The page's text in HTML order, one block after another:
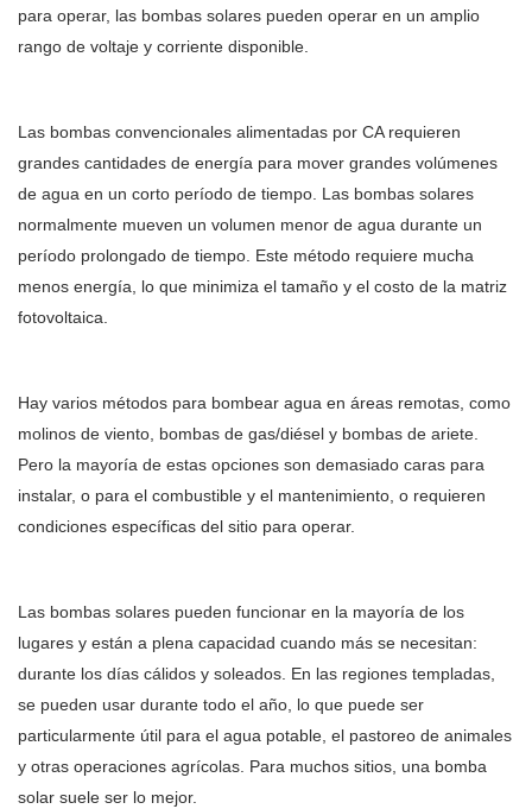
para operar, las bombas solares pueden operar en un amplio
rango de voltaje y corriente disponible.
Las bombas convencionales alimentadas por CA requieren
grandes cantidades de energía para mover grandes volúmenes
de agua en un corto período de tiempo. Las bombas solares
normalmente mueven un volumen menor de agua durante un
período prolongado de tiempo. Este método requiere mucha
menos energía, lo que minimiza el tamaño y el costo de la matriz
fotovoltaica.
Hay varios métodos para bombear agua en áreas remotas, como
molinos de viento, bombas de gas/diésel y bombas de ariete.
Pero la mayoría de estas opciones son demasiado caras para
instalar, o para el combustible y el mantenimiento, o requieren
condiciones específicas del sitio para operar.
Las bombas solares pueden funcionar en la mayoría de los
lugares y están a plena capacidad cuando más se necesitan:
durante los días cálidos y soleados. En las regiones templadas,
se pueden usar durante todo el año, lo que puede ser
particularmente útil para el agua potable, el pastoreo de animales
y otras operaciones agrícolas. Para muchos sitios, una bomba
solar suele ser lo mejor.